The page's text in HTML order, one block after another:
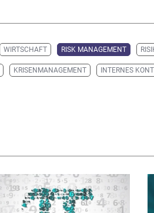
WIRTSCHAFT RISK MANAGEMENT
KRISENMANAGEMENT INTERNES